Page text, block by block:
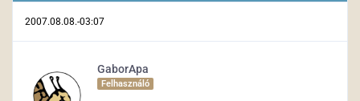
2007.08.08.-03:07
GaborApa
Felhasználó